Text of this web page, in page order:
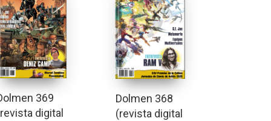
369
digital
Dolmen 368
(revista digital